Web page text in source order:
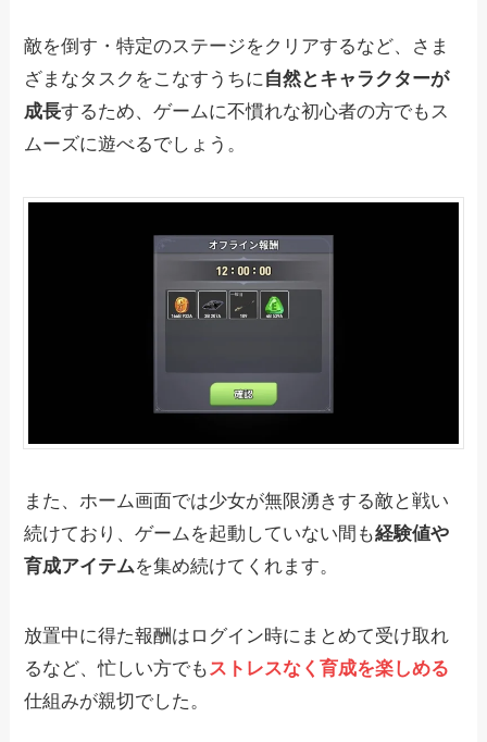
敵を倒す・特定のステージをクリアするなど、さま
ざまなタスクをこなすうちに自然とキャラクターが
成長するため、ゲームに不慣れな初心者の方でもス
ムーズに遊べるでしょう。
また、ホーム画面では少女が無限湧きする敵と戦い
続けており、ゲームを起動していない間も経験値や
育成アイテムを集め続けてくれます。
放置中に得た報酬はログイン時にまとめて受け取れ
るなど、忙しい方でもストレスなく育成を楽しめる
仕組みが親切でした。